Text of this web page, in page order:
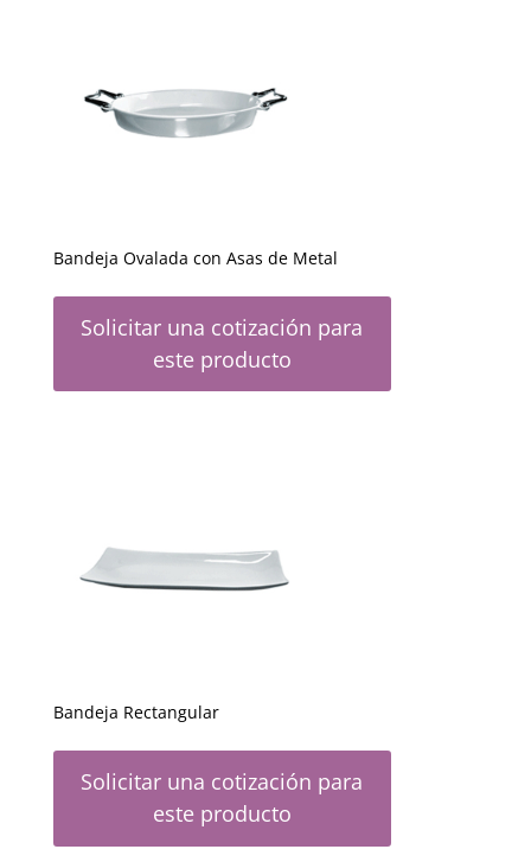
Bandeja Ovalada con Asas de Metal
Solicitar una cotización para
este producto
Bandeja Rectangular
Solicitar una cotización para
este producto